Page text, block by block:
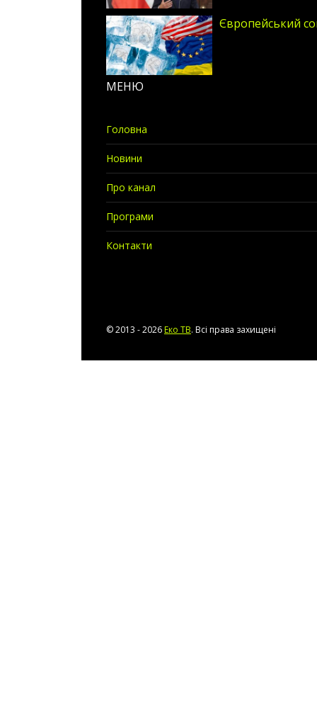
Європейський
МЕНЮ
Головна
Новини
Про канал
Програми
Контакти
© 2013 - 2026Еко ТВ. Всі права захищені